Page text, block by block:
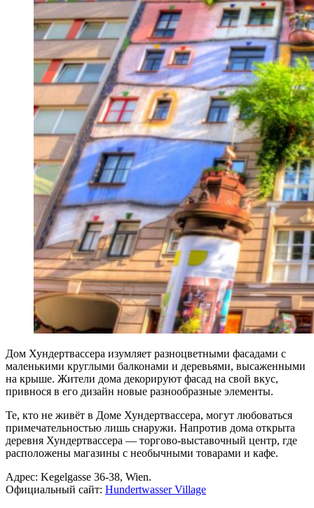
Дом Хундертвассера изумляет разноцветными фасадами с
маленькими круглыми балконами и деревьями, высаженными
на крыше. Жители дома декорируют фасад на свой вкус,
привнося в его дизайн новые разнообразные элементы.
Те, кто не живёт в Доме Хундертвассера, могут любоваться
примечательностью лишь снаружи. Напротив дома открыта
деревня Хундертвассера — торгово-выставочный центр, где
расположены магазины с необычными товарами и кафе.
Адрес: Kegelgasse 36-38, Wien.
Официальный сайт: Hundertwasser Village